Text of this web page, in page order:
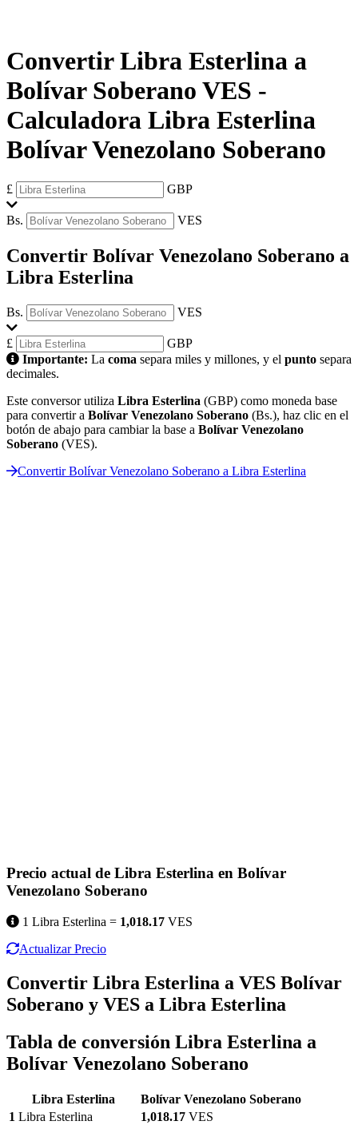
Convertir Libra Esterlina a
Bolívar Soberano VES -
Calculadora Libra Esterlina
Bolívar Venezolano Soberano
£ GBP
Bs. VES
Convertir Bolívar Venezolano Soberano a
Libra Esterlina
Bs. VES
£
GBP
Importante: La coma separa miles y millones, y el punto separa
decimales.
Este conversor utiliza Libra Esterlina (GBP) como moneda base
para convertir a Bolívar Venezolano Soberano (Bs.), haz clic en el
botón de abajo para cambiar la base a Bolívar Venezolano
Soberano (VES).
Convertir Bolívar Venezolano Soberano a Libra Esterlina
Precio actual de Libra Esterlina en Bolívar
Venezolano Soberano
1 Libra Esterlina = 1,018.17 VES
Actualizar Precio
Convertir Libra Esterlina a VES Bolívar
Soberano y VES a Libra Esterlina
Tabla de conversión Libra Esterlina a
Bolívar Venezolano Soberano
Libra Esterlina
Bolívar Venezolano Soberano
1 Libra Esterlina 1,018.17 VES